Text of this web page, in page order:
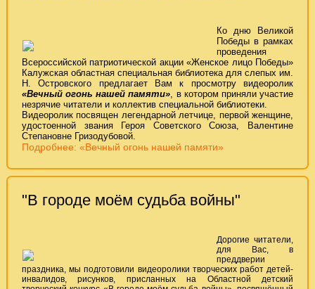
Ко дню Великой
Победы в рамках
проведения
Всероссийской патриотической акции «Женское лицо Победы»
Калужская областная специальная библиотека для слепых им.
Н. Островского предлагает Вам к просмотру видеоролик
«Вечный огонь нашей памяти» , в котором приняли участие
незрячие читатели и коллектив специальной библиотеки.
Видеоролик посвящен легендарной летчице, первой женщине,
удостоенной звания Героя Советского Союза, Валентине
Степановне Гризодубовой.
Подробнее: «Вечный огонь нашей памяти»
"В городе моём судьба войны"
Дорогие читатели,
для Вас, в
преддверии
праздника, мы подготовили видеоролики творческих работ детей-
инвалидов, рисунков, присланных на Областной детский